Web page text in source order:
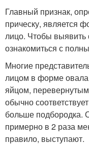
Главный признак,
прическу, является
лицо. Чтобы выявить
ознакомиться с
Многие
лицом в форме
яйцом,
обычно
больше подбородка.
примерно в 2 раза
правило, выступают.